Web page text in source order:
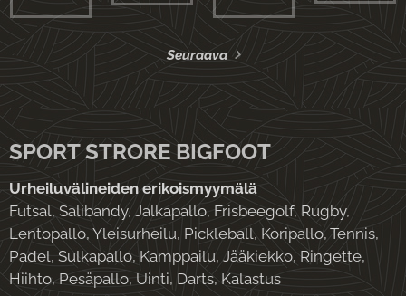
Seuraava
SPORT STRORE BIGFOOT
Urheiluvälineiden erikoismyymälä
Futsal, Salibandy, Jalkapallo, Frisbeegolf, Rugby,
Lentopallo, Yleisurheilu, Pickleball, Koripallo, Tennis,
Padel, Sulkapallo, Kamppailu, Jääkiekko, Ringette,
Hiihto, Pesäpallo, Uinti, Darts, Kalastus